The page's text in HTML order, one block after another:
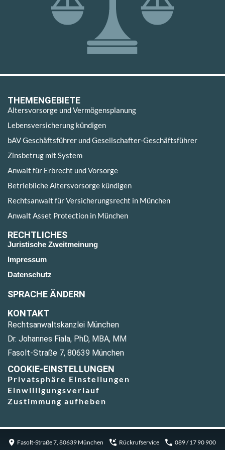
THEMENGEBIETE
Altersvorsorge und Vermögensplanung
Lebensversicherung kündigen
bAV Geschäftsführer und Gesellschafter-Geschäftsführer
Zinsbetrug mit System
Anwalt für Erbrecht und Vorsorge
Betriebliche Altersvorsorge kündigen
Rechtsanwalt für Versicherungsrecht in München
Anwalt Asset Protection in München
RECHTLICHES
Juristische Zweitmeinung
Impressum
Datenschutz
SPRACHE ÄNDERN
KONTAKT
Rechtsanwaltskanzlei München
Dr. Johannes Fiala, PhD, MBA, MM
Fasolt-Straße 7, 80639 München
COOKIE-EINSTELLUNGEN
Privatsphäre Einstellungen
Einwilligungsverlauf
Zustimmung aufheben
Fasolt-Straße 7, 80639 München Rückrufservice 089 / 17 90 900